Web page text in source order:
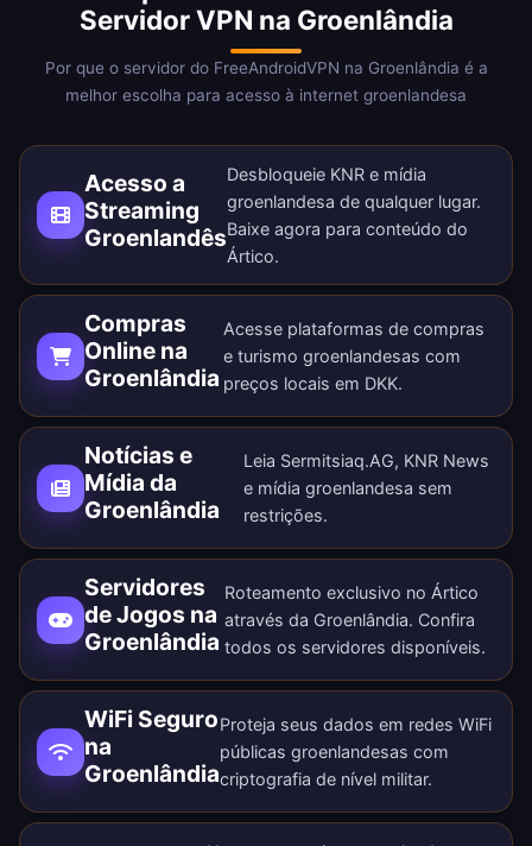
Servidor VPN na Groenlândia
Por que o servidor do FreeAndroidVPN na Groenlândia é a
melhor escolha para acesso à internet groenlandesa
Acesso a
Streaming
Groenlandês
Desbloqueie KNR e mídia
groenlandesa de qualquer lugar.
Baixe agora para conteúdo do
Ártico.
Compras
Online na
Groenlândia
Acesse plataformas de compras
e turismo groenlandesas com
preços locais em DKK.
Notícias e
Mídia da
Groenlândia
Leia Sermitsiaq.AG, KNR News
e mídia groenlandesa sem
restrições.
Servidores
de Jogos na
Groenlândia
Roteamento exclusivo no Ártico
através da Groenlândia. Confira
todos os servidores disponíveis.
WiFi Seguro
na
Groenlândia
Proteja seus dados em redes WiFi
públicas groenlandesas com
criptografia de nível militar.